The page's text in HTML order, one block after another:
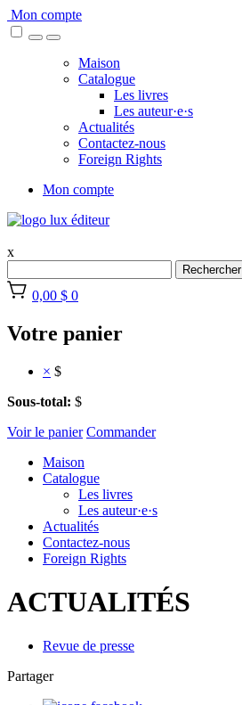
Skip
to
Mon compte
Maison
Catalogue
Les livres
Les auteur·e·s
Actualités
Contactez-nous
Foreign Rights
Mon compte
x
Rechercher
0,00 $ 0
Votre panier
× $
Sous-total: $
Voir le panier Commander
Maison
Catalogue
Les livres
Les auteur·e·s
Actualités
Contactez-nous
Foreign Rights
ACTUALITÉS
Revue de presse
Partager